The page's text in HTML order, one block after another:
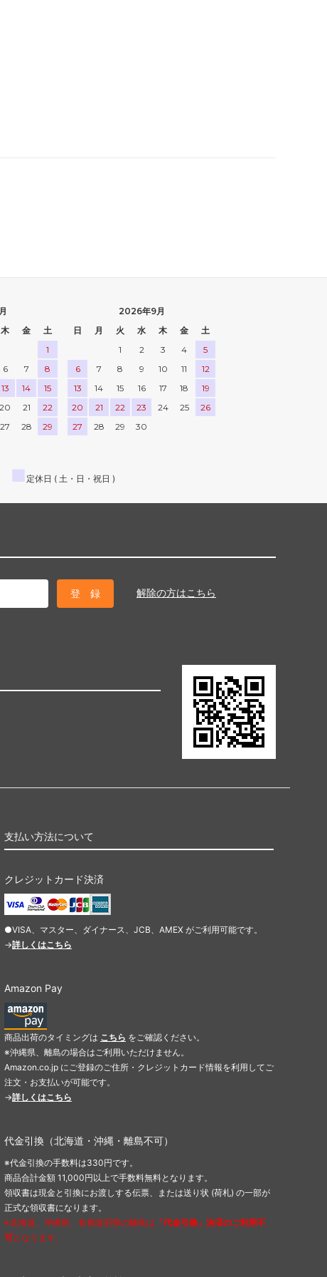
木 金
土
1
6 7
8
13 14
15
20 21
22
27 28
29
2026年9月
日
月 火 水 木 金
土
1
2 3 4
5
6
7 8 9 10 11
12
13
14 15 16 17 18
19
20
21 22 23 24 25
26
27
28 29 30
■ 定休日 ( 土・日・祝日 )
解除の方はこちら
支払い方法について
クレジットカード決済
●VISA、マスター、ダイナース、JCB、AMEX がご利用可能です。
→詳しくはこちら
Amazon Pay
商品出荷のタイミングは こちら をご確認ください。
※沖縄県、離島の場合はご利用いただけません。
Amazon.co.jp にご登録のご住所・クレジットカード情報を利用してご
注文・お支払いが可能です。
→詳しくはこちら
代金引換（北海道・沖縄・離島不可）
※代金引換の手数料は330円です。
商品合計金額 11,000円以上で手数料無料となります。
領収書は現金と引換にお渡しする伝票、または送り状 (荷札) の一部が
正式な領収書になります。
※北海道、沖縄県、各都道府県の離島は 「代金引換」決済のご利用不
可となります。